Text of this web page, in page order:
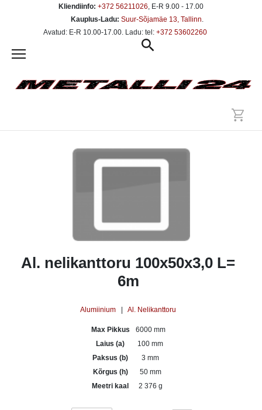
Kliendiinfo: +372 56211026, E-R 9.00 - 17.00
Kauplus-Ladu: Suur-Sõjamäe 13, Tallinn.
Avatud: E-R 10.00-17.00. Ladu: tel: +372 53602260
Al. nelikanttoru 100x50x3,0 L=
6m
Alumiinium Al. Nelikanttoru
Max Pikkus
6000 mm
Laius (a)
100 mm
Paksus (b)
3 mm
Kõrgus (h)
50 mm
Meetri kaal
2 376 g